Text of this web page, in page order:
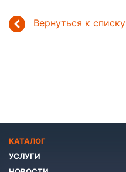
Вернуться к списку
КАТАЛОГ
УСЛУГИ